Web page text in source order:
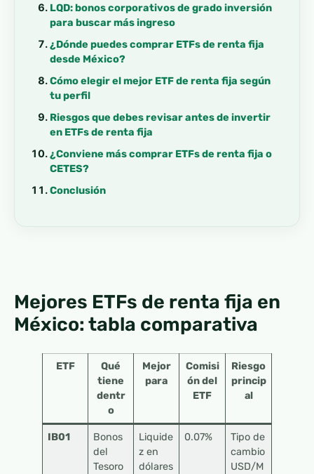
LQD: bonos corporativos de grado inversión
para buscar más ingreso
¿Dónde puedes comprar ETFs de renta fija
desde México?
Cómo elegir el mejor ETF de renta fija según
tu perfil
Riesgos que debes revisar antes de invertir
en ETFs de renta fija
¿Conviene más comprar ETFs de renta fija o
CETES?
Conclusión
Mejores ETFs de renta fija en
México: tabla comparativa
ETF
Qué
tiene
dentr
o
Mejor
para
Comisi
ón del
ETF
Riesgo
princip
al
IB01
Bonos
del
Tesoro
Liquide
z en
dólares
0.07%
Tipo de
cambio
USD/M